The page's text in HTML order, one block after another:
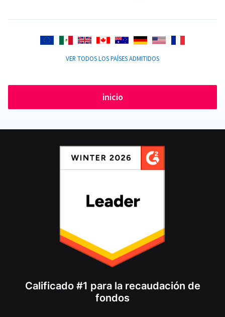
VER TODOS LOS PAÍSES ADMITIDOS
inicio
Calificado #1 para la recaudación de
fondos